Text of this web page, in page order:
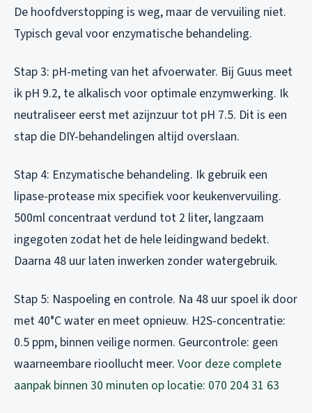
De hoofdverstopping is weg, maar de vervuiling niet.
Typisch geval voor enzymatische behandeling.
Stap 3: pH-meting van het afvoerwater. Bij Guus meet
ik pH 9.2, te alkalisch voor optimale enzymwerking. Ik
neutraliseer eerst met azijnzuur tot pH 7.5. Dit is een
stap die DIY-behandelingen altijd overslaan.
Stap 4: Enzymatische behandeling. Ik gebruik een
lipase-protease mix specifiek voor keukenvervuiling.
500ml concentraat verdund tot 2 liter, langzaam
ingegoten zodat het de hele leidingwand bedekt.
Daarna 48 uur laten inwerken zonder watergebruik.
Stap 5: Naspoeling en controle. Na 48 uur spoel ik door
met 40°C water en meet opnieuw. H2S-concentratie:
0.5 ppm, binnen veilige normen. Geurcontrole: geen
waarneembare rioollucht meer. Voor deze complete
aanpak binnen 30 minuten op locatie: 070 204 31 63